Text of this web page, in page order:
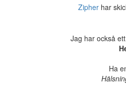
Zipherhar
Jag har också
Ha